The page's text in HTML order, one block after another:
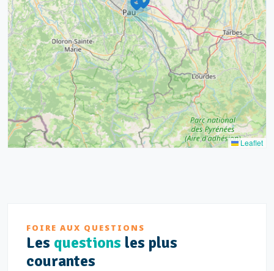
2
3
12
7
16
Leaflet
FOIRE AUX QUESTIONS
Les questions les plus
courantes